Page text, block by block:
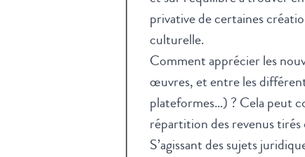
privative de certaines
culturelle.
Comment apprécier les
œuvres, et entre les
plateformes…) ? Cela peut
répartition des revenus
S’agissant des sujets